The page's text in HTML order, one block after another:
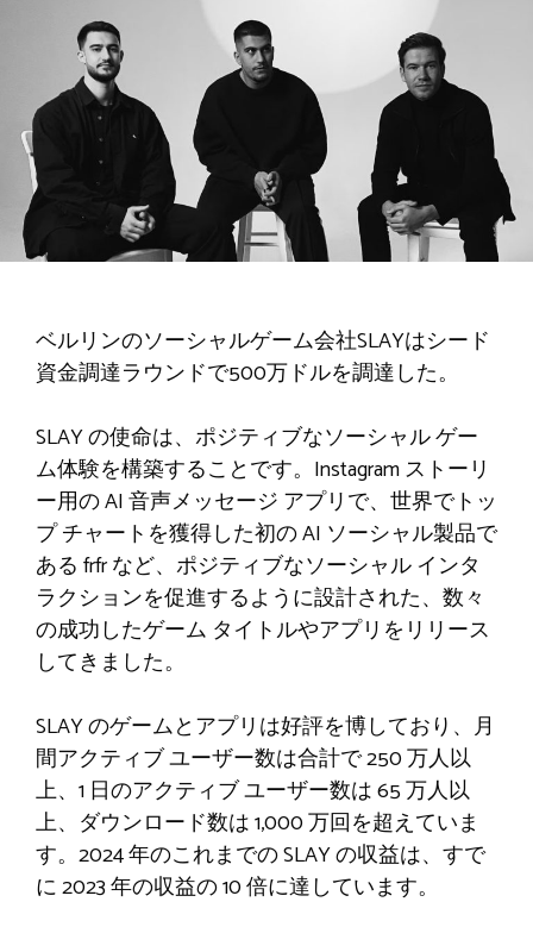
ベルリンのソーシャルゲーム会社SLAYはシード
資金調達ラウンドで500万ドルを調達した。
SLAY の使命は、ポジティブなソーシャル ゲー
ム体験を構築することです。Instagram ストーリ
ー用の AI 音声メッセージ アプリで、世界でトッ
プ チャートを獲得した初の AI ソーシャル製品で
ある frfr など、ポジティブなソーシャル インタ
ラクションを促進するように設計された、数々
の成功したゲーム タイトルやアプリをリリース
してきました。
SLAY のゲームとアプリは好評を博しており、月
間アクティブ ユーザー数は合計で 250 万人以
上、1 日のアクティブ ユーザー数は 65 万人以
上、ダウンロード数は 1,000 万回を超えていま
す。2024 年のこれまでの SLAY の収益は、すで
に 2023 年の収益の 10 倍に達しています。